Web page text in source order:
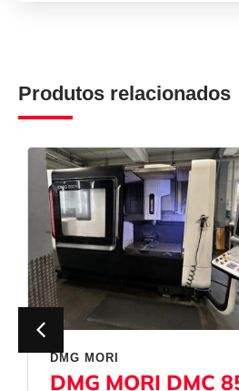
Produtos relacionados
DMG MORI
DMG MORI DMC